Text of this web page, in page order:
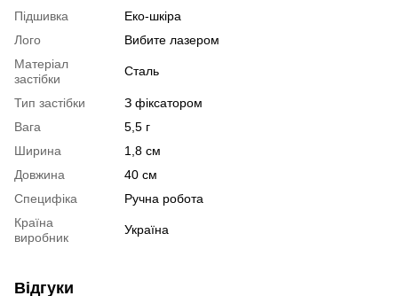
Підшивка
Еко-шкіра
Лого
Вибите лазером
Матеріал
застібки
Сталь
Тип застібки
З фіксатором
Вага
5,5 г
Ширина
1,8 см
Довжина
40 см
Специфіка
Ручна робота
Країна
виробник
Україна
Відгуки